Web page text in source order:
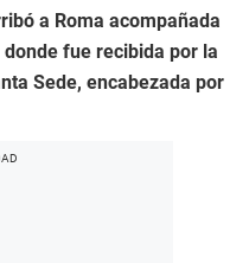
a Roma acompañada
fue recibida por la
Sede, encabezada por